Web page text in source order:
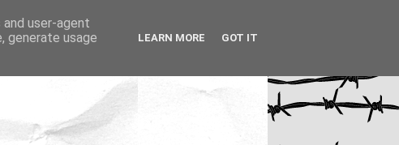
user-agent
generate usage
LEARN MORE GOT IT